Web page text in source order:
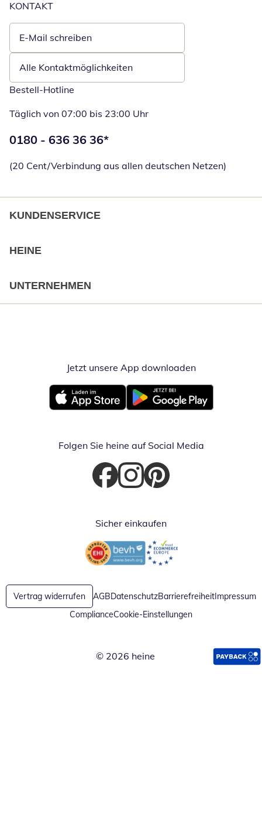
KONTAKT
E-Mail schreiben
Öffnet E-Mail-Client
Alle Kontaktmöglichkeiten
Bestell-Hotline
Täglich von 07:00 bis 23:00 Uhr
Telefonnummer:
0180 - 636 36 36*
(20 Cent/Verbindung aus allen deutschen Netzen)
KUNDENSERVICE
HEINE
UNTERNEHMEN
Jetzt unsere App downloadenÖffnet in
Öffnet in neuem FensterÖffnet in neuem Fenster
Folgen Sie heine auf Social Media
Öffnet in neuem Fenster
Öffnet in neuem Fenster
Öffnet in neuem Fenster
Sicher einkaufen
Öffnet in neuem FensterÖffnet in neuem Fenster
Vertrag widerrufen AGBDatenschutzBarrierefreiheitImpressum
ComplianceCookie-Einstellungen
© 2026 heine